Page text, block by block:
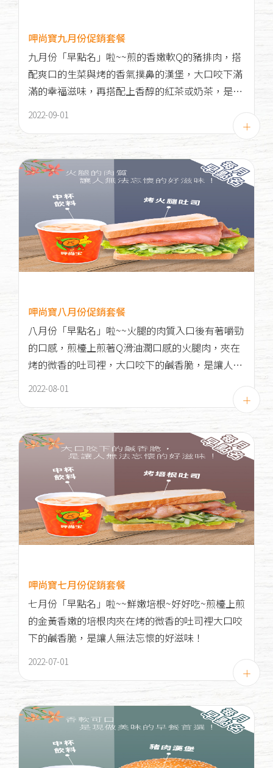
呷尚寶九月份促銷套餐
九月份「早點名」啦~~煎的香嫩軟Q的豬排肉，搭
配爽口的生菜與烤的香氣撲鼻的漢堡，大口咬下滿
滿的幸福滋味，再搭配上香醇的紅茶或奶茶，是一
天早晨充滿活力的新選擇，趕緊到呷尚寶大飽口福
2022-09-01
呷尚寶八月份促銷套餐
八月份「早點名」啦~~火腿的肉質入口後有著嚼勁
的口感，煎檯上煎著Q滑油潤口感的火腿肉，夾在
烤的微香的吐司裡，大口咬下的鹹香脆，是讓人無
2022-08-01
呷尚寶七月份促銷套餐
七月份「早點名」啦~~鮮嫩培根~好好吃~煎檯上煎
的金黃香嫩的培根肉夾在烤的微香的吐司裡大口咬
下的鹹香脆，是讓人無法忘懷的好滋味！
2022-07-01